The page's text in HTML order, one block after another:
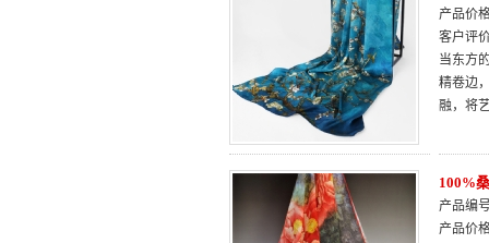
产品价
客户评
当东方
精卷边
融，将
100%
产品编
产品价